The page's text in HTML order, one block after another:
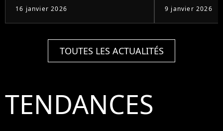
16 janvier 2026 9 janvier 2026
TOUTES LES ACTUALITÉS
TENDANCES